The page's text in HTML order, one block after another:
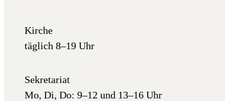
Kirche
täglich 8–19 Uhr
Sekretariat
Mo, Di, Do: 9–12 und 13–16 Uhr